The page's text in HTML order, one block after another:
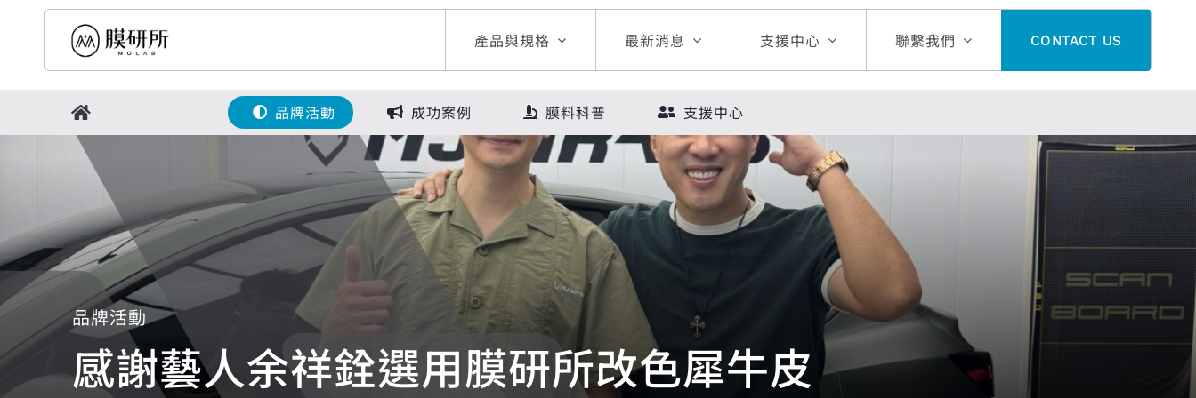
產品與規格 最新消息 支援中心 聯繫我們 CONTACT US
品牌活動 成功案例 膜料科普 支援中心
品牌活動
感謝藝人余祥銓選用膜研所改色犀牛皮